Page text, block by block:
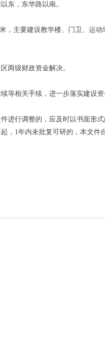
东，东华路以南。
，主要建设教学楼、门卫、运
两级财政资金解决。
续等相关手续，进一步落实建设
进行调整的，应及时以书面形
， 1年内未批复可研的，本文件